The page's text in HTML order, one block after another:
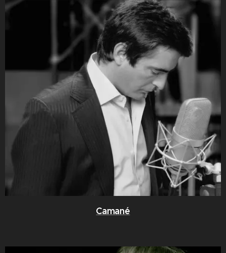
Camané